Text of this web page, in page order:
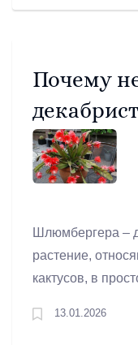
прийти в храм на
Почему
Шлюмбергера –
растение,
кактусов, в
цветением
13.01.2026